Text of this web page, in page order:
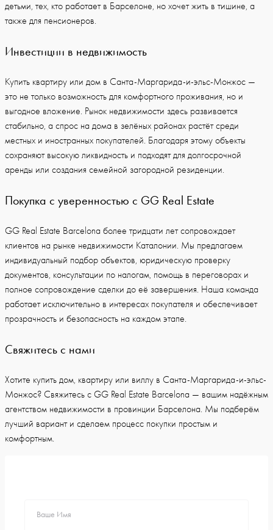
детьми, тех, кто работает в Барселоне, но хочет жить в тишине, а
также для пенсионеров.
Инвестиции в недвижимость
Купить квартиру или дом в Санта-Маргарида-и-эльс-Монжос —
это не только возможность для комфортного проживания, но и
выгодное вложение. Рынок недвижимости здесь развивается
стабильно, а спрос на дома в зелёных районах растёт среди
местных и иностранных покупателей. Благодаря этому объекты
сохраняют высокую ликвидность и подходят для долгосрочной
аренды или создания семейной загородной резиденции.
Покупка с уверенностью с GG Real Estate
GG Real Estate Barcelona более тридцати лет сопровождает
клиентов на рынке недвижимости Каталонии. Мы предлагаем
индивидуальный подбор объектов, юридическую проверку
документов, консультации по налогам, помощь в переговорах и
полное сопровождение сделки до её завершения. Наша команда
работает исключительно в интересах покупателя и обеспечивает
прозрачность и безопасность на каждом этапе.
Свяжитесь с нами
Хотите купить дом, квартиру или виллу в Санта-Маргарида-и-эльс-
Монжос? Свяжитесь с GG Real Estate Barcelona — вашим надёжным
агентством недвижимости в провинции Барселона. Мы подберём
лучший вариант и сделаем процесс покупки простым и
комфортным.
Ваше Имя